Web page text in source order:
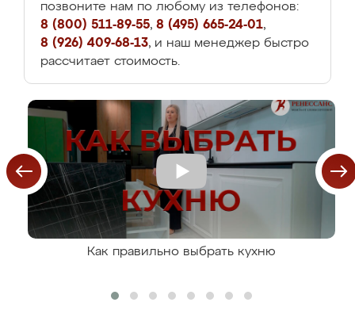
позвоните нам по любому из телефонов:
8 (800) 511-89-55, 8 (495) 665-24-01,
8 (926) 409-68-13, и наш менеджер быстро
рассчитает стоимость.
Как правильно выбрать кухню